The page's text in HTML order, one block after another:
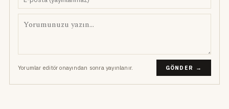
Yorumlar editör onayından sonra yayınlanır. GÖNDER →